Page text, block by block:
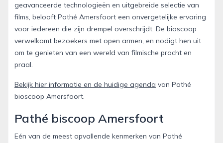
geavanceerde technologieën en uitgebreide selectie van
films, belooft Pathé Amersfoort een onvergetelijke ervaring
voor iedereen die zijn drempel overschrijdt. De bioscoop
verwelkomt bezoekers met open armen, en nodigt hen uit
om te genieten van een wereld van filmische pracht en
praal.
Bekijk hier informatie en de huidige agenda van Pathé
bioscoop Amersfoort.
Pathé biscoop Amersfoort
Eén van de meest opvallende kenmerken van Pathé